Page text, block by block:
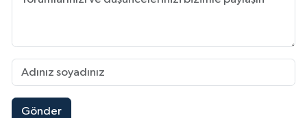
Gönder